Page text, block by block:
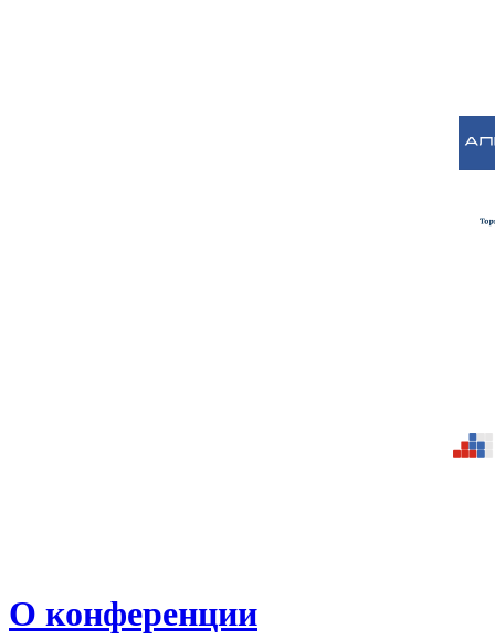
О конференции